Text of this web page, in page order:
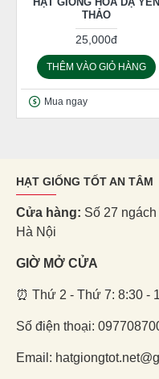
THẢO
25,000đ
THÊM VÀO GIỎ HÀNG
Mua ngay
HẠT GIỐNG TỐT AN TÂM
Cửa hàng: Số 27
Hà Nội
GIỜ MỞ CỬA
⏰ Thứ 2 - Thứ 7: 8:30 -
Số điện thoại:
Email: